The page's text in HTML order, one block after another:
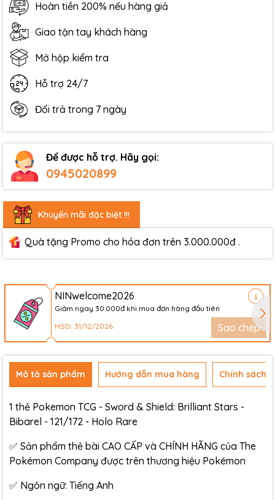
Hoàn tiền 200% nếu hàng giả
Giao tận tay khách hàng
Mở hộp kiểm tra
Hỗ trợ 24/7
Đổi trả trong 7 ngày
Để được hỗ trợ. Hãy gọi:
0945020899
Khuyến mãi đặc biệt !!!
Quà tặng Promo cho hóa đơn trên 3.000.000đ .
NINwelcome2026
Giảm ngay 30.000đ khi mua đơn hàng đầu tiên
HSD: 31/12/2026
Sao chép
Mô tả sản phẩm Hướng dẫn mua hàng Chính sách
1 thẻ Pokemon TCG - Sword & Shield: Brilliant Stars -
Bibarel - 121/172 - Holo Rare
✅ Sản phẩm thẻ bài CAO CẤP và CHÍNH HÃNG của The
Pokémon Company được trên thương hiệu Pokémon
✅ Ngôn ngữ: Tiếng Anh